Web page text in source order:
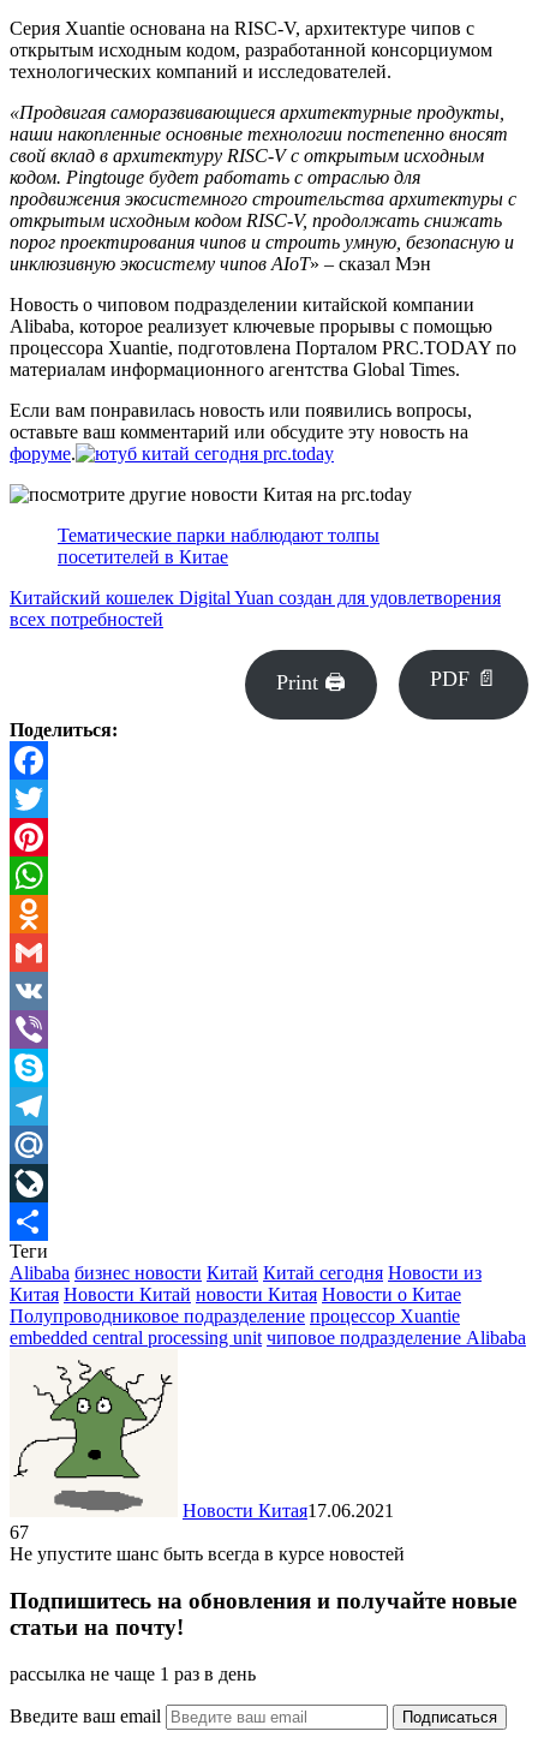
Серия Xuantie основана на RISC-V, архитектуре чипов с
открытым исходным кодом, разработанной консорциумом
технологических компаний и исследователей.
«Продвигая саморазвивающиеся архитектурные продукты,
наши накопленные основные технологии постепенно вносят
свой вклад в архитектуру RISC-V с открытым исходным
кодом. Pingtouge будет работать с отраслью для
продвижения экосистемного строительства архитектуры с
открытым исходным кодом RISC-V, продолжать снижать
порог проектирования чипов и строить умную, безопасную и
инклюзивную экосистему чипов AIoT» – сказал Мэн
Новость о чиповом подразделении китайской компании
Alibaba, которое реализует ключевые прорывы с помощью
процессора Xuantie, подготовлена Порталом PRC.TODAY по
материалам информационного агентства Global Times.
Если вам понравилась новость или появились вопросы,
оставьте ваш комментарий или обсудите эту новость на
форуме.
Тематические парки наблюдают толпы
посетителей в Китае
Китайский кошелек Digital Yuan создан для удовлетворения
всех потребностей
Print 🖨 PDF 📄
Поделиться:
Facebook
Twitter
Pinterest
WhatsApp
Odnoklassniki
Gmail
VK
Viber
Skype
Telegram
Mail.Ru
LiveJournal
Отправить
Теги
Alibaba бизнес новости Китай Китай сегодня Новости из
Китая Новости Китай новости Китая Новости о Китае
Полупроводниковое подразделение процессор Xuantie
embedded central processing unit чиповое подразделение Alibaba
Новости Китая17.06.2021
67
Не упустите шанс быть всегда в курсе новостей
Подпишитесь на обновления и получайте новые
статьи на почту!
рассылка не чаще 1 раз в день
Введите ваш email